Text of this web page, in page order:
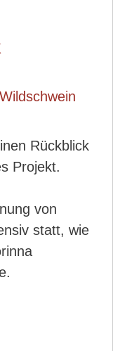
Rückblick
Projekt.
von
statt, wie